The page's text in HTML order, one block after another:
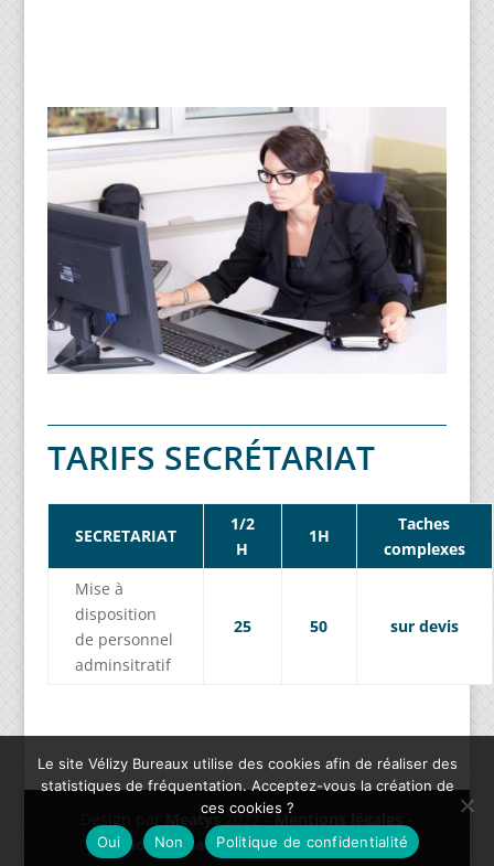
TARIFS SECRÉTARIAT
SECRETARIAT
1/2
H
1H
Taches
complexes
Mise à
disposition
de personnel
adminsitratif
25 50 sur devis
Meatys2022 -Mentions légales
Location bureaux Centre Qualité Services
Le site Vélizy Bureaux utilise des cookies afin de réaliser des
statistiques de fréquentation. Acceptez-vous la création de
ces cookies ?
Oui
Non Politique de confidentialité